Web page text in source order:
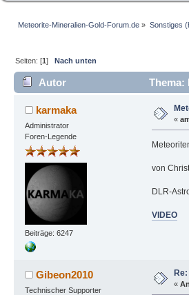
Meteorite-Mineralien-Gold-Forum.de » Sonstiges
Seiten: [1]Nach unten
Autor Thema:
karmaka
Administrator
Foren-Legende
Beiträge: 6247
«
von
DLR-
VIDEO
Gibeon2010
Technischer Supporter
«